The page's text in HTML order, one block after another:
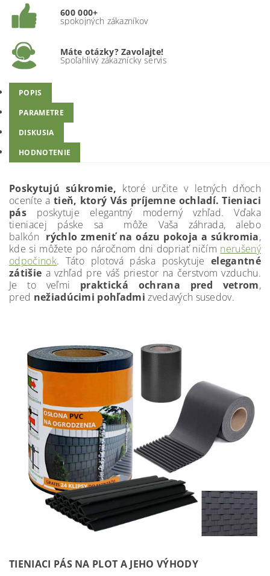
600 000+
spokojných zákazníkov
Máte otázky? Zavolajte!
Spoľahlivý zákaznícky servis
POPIS
PARAMETRE
DISKUSIA
HODNOTENIE
Poskytujú súkromie, ktoré určite v letných dňoch
oceníte a tieň, ktorý Vás príjemne ochladí. Tieniaci
pás poskytuje elegantný moderný vzhľad. Vďaka
tieniacej páske sa môže Vaša záhrada, alebo
balkón rýchlo zmeniť na oázu pokoja a súkromia,
kde si môžete po náročnom dni dopriať ničím nerušený
odpočinok. Táto plotová páska poskytujeelegantné
zátišie a vzhľad pre váš priestor na čerstvom vzduchu.
Je to veľmi praktická ochrana pred vetrom,
pred nežiadúcimi pohľadmi zvedavých susedov.
TIENIACI PÁS NA PLOT A JEHO VÝHODY